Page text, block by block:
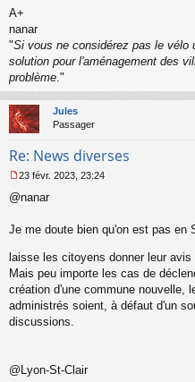
A+
nanar
"Si vous ne considérez pas le vélo
solution pour l'aménagement des
problème."
Jules
Passager
Re: News diverses
e
s
g
n
o
n
l
23 févr. 2023, 23:24
@nanar
Je me doute bien qu'on est pas en
laisse les citoyens donner leur
Mais peu importe les cas de
création d'une commune nouvelle,
administrés soient, à défaut d'un
discussions.
@Lyon-St-Clair